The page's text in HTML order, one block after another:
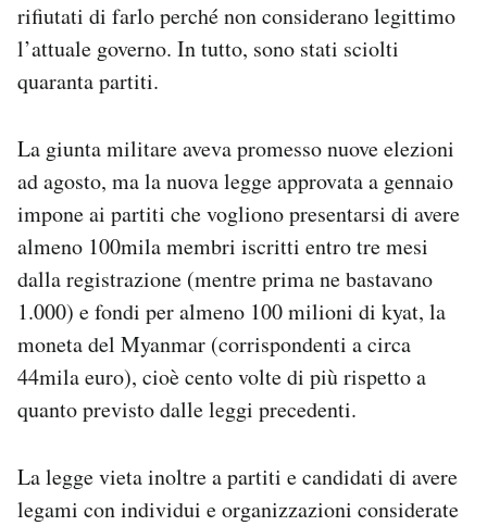
rifiutati di farlo perché non considerano legittimo
l’attuale governo. In tutto, sono stati sciolti
quaranta partiti.
La giunta militare aveva promesso nuove elezioni
ad agosto, ma la nuova legge approvata a gennaio
impone ai partiti che vogliono presentarsi di avere
almeno 100mila membri iscritti entro tre mesi
dalla registrazione (mentre prima ne bastavano
1.000) e fondi per almeno 100 milioni di kyat, la
moneta del Myanmar (corrispondenti a circa
44mila euro), cioè cento volte di più rispetto a
quanto previsto dalle leggi precedenti.
La legge vieta inoltre a partiti e candidati di avere
legami con individui e organizzazioni considerate